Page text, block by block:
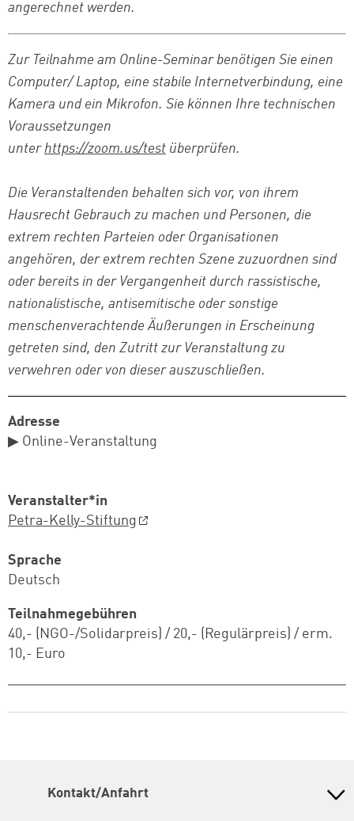
angerechnet werden.
Zur Teilnahme am Online-Seminar benötigen Sie einen
Computer/ Laptop, eine stabile Internetverbindung, eine
Kamera und ein Mikrofon. Sie können Ihre technischen
Voraussetzungen
unterhttps://zoom.us/test überprüfen.
Die Veranstaltenden behalten sich vor, von ihrem
Hausrecht Gebrauch zu machen und Personen, die
extrem rechten Parteien oder Organisationen
angehören, der extrem rechten Szene zuzuordnen sind
oder bereits in der Vergangenheit durch rassistische,
nationalistische, antisemitische oder sonstige
menschenverachtende Äußerungen in Erscheinung
getreten sind, den Zutritt zur Veranstaltung zu
verwehren oder von dieser auszuschließen.
Adresse
▶ Online-Veranstaltung
Veranstalter*in
Petra-Kelly-Stiftung
Sprache
Deutsch
Teilnahmegebühren
40,- (NGO-/Solidarpreis) / 20,- (Regulärpreis) / erm.
10,- Euro
Kontakt/Anfahrt